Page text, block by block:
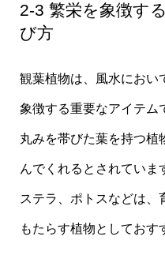
2-3 繁栄を象徴す
び方
観葉植物は、風水におい
象徴する重要なアイテム
丸みを帯びた葉を持つ植
んでくれるとされていま
ステラ、ポトスなどは、
もたらす植物としておす